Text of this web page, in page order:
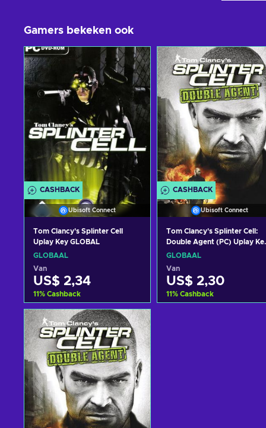
Gamers bekeken ook
CASHBACK
Ubisoft Connect
Tom Clancy's Splinter Cell
Uplay Key GLOBAL
GLOBAAL
Van
US$ 2,34
11% Cashback
Toevoegen aan
winkelmandje
Bekijk aanbiedingen
CASHBACK
Ubisoft Connect
Tom Clancy's Splinter Cell:
Double Agent (PC) Uplay
GLOBAL
GLOBAAL
Van
US$ 2,30
11% Cashback